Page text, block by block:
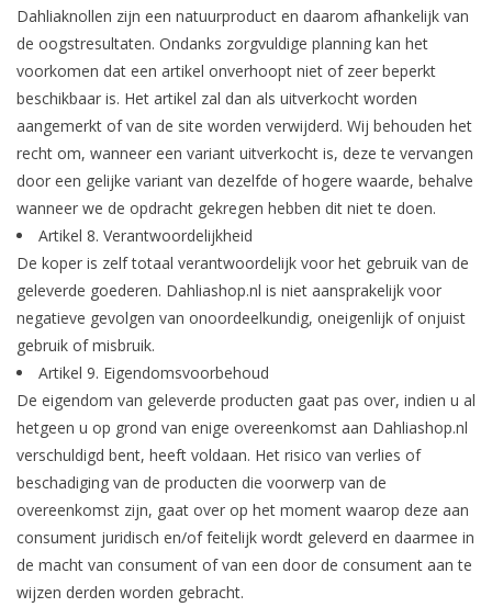
Dahliaknollen zijn een natuurproduct en daarom afhankelijk van
de oogstresultaten. Ondanks zorgvuldige planning kan het
voorkomen dat een artikel onverhoopt niet of zeer beperkt
beschikbaar is. Het artikel zal dan als uitverkocht worden
aangemerkt of van de site worden verwijderd. Wij behouden het
recht om, wanneer een variant uitverkocht is, deze te vervangen
door een gelijke variant van dezelfde of hogere waarde, behalve
wanneer we de opdracht gekregen hebben dit niet te doen.
Artikel 8. Verantwoordelijkheid
De koper is zelf totaal verantwoordelijk voor het gebruik van de
geleverde goederen. Dahliashop.nl is niet aansprakelijk voor
negatieve gevolgen van onoordeelkundig, oneigenlijk of onjuist
gebruik of misbruik.
Artikel 9. Eigendomsvoorbehoud
De eigendom van geleverde producten gaat pas over, indien u al
hetgeen u op grond van enige overeenkomst aan Dahliashop.nl
verschuldigd bent, heeft voldaan. Het risico van verlies of
beschadiging van de producten die voorwerp van de
overeenkomst zijn, gaat over op het moment waarop deze aan
consument juridisch en/of feitelijk wordt geleverd en daarmee in
de macht van consument of van een door de consument aan te
wijzen derden worden gebracht.